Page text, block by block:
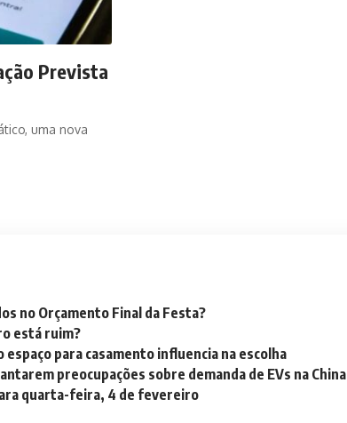
Prevista
uma nova
no Orçamento Final da Festa?
está ruim?
para casamento influencia na escolha
preocupações sobre demanda de EVs na China
quarta-feira, 4 de fevereiro